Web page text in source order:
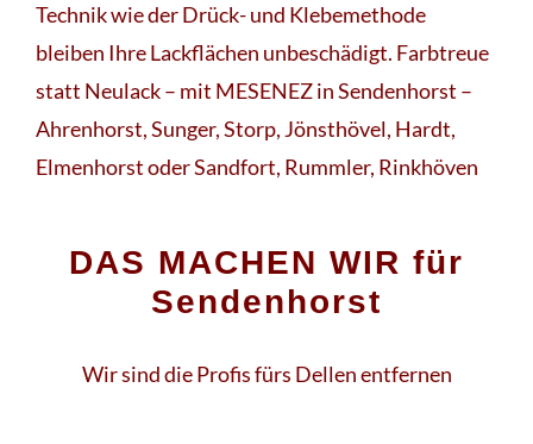
Technik wie der Drück- und Klebemethode
bleiben Ihre Lackflächen unbeschädigt. Farbtreue
statt Neulack – mit MESENEZ in Sendenhorst –
Ahrenhorst, Sunger, Storp, Jönsthövel, Hardt,
Elmenhorst oder Sandfort, Rummler, Rinkhöven
DAS MACHEN WIR für
Sendenhorst
Wir sind die Profis fürs Dellen entfernen